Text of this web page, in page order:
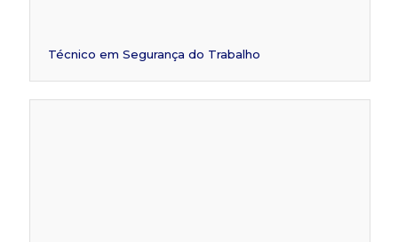
Técnico em Segurança do Trabalho